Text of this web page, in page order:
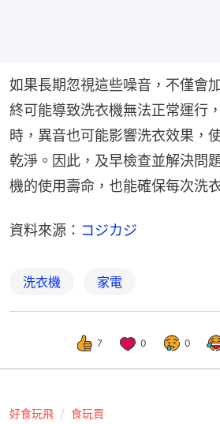
如果長期忽視這些噪音，不僅會
終可能導致洗衣機無法正常運行
時，異音也可能影響洗衣效果，
乾淨。因此，及早檢查並解決問
機的使用壽命，也能確保每次洗
資料來源： コジカジ
洗衣機 家電
7 0 0
好食玩飛 食玩買